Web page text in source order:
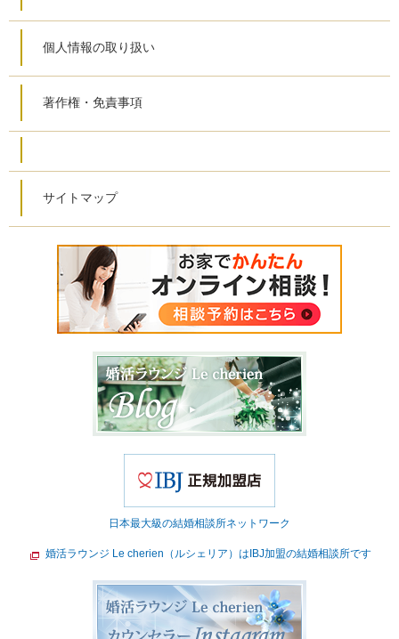
個人情報の取り扱い
著作権・免責事項
サイトマップ
日本最大級の結婚相談所ネットワーク
婚活ラウンジ Le cherien（ルシェリア）はIBJ加盟の結婚相談所です